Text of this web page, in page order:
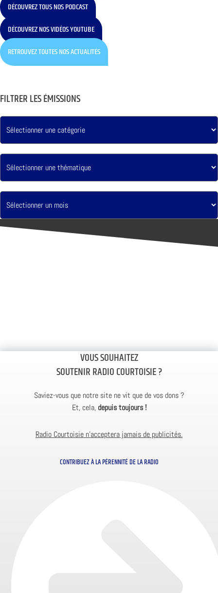
DÉCOUVREZ TOUS NOS PODCAST
DÉCOUVREZ NOS VIDÉOS YOUTUBE
RETROUVEZ TOUTES NOS ACTUALITÉS
FILTRER LES ÉMISSIONS
VOUS SOUHAITEZ
SOUTENIR RADIO COURTOISIE ?
Saviez-vous que notre site ne vit que de vos dons ?
Et, cela, depuis toujours !
Radio Courtoisie n’acceptera jamais de publicités.
CONTRIBUEZ À LA PÉRENNITÉ DE LA RADIO